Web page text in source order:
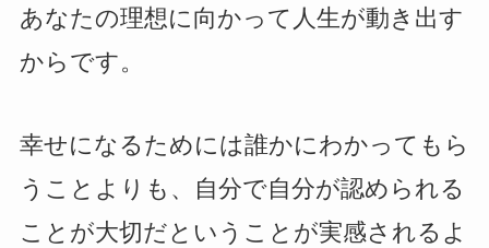
あなたの理想に向かって人生が動き出す
からです。
幸せになるためには誰かにわかってもら
うことよりも、自分で自分が認められる
ことが大切だということが実感されるよ